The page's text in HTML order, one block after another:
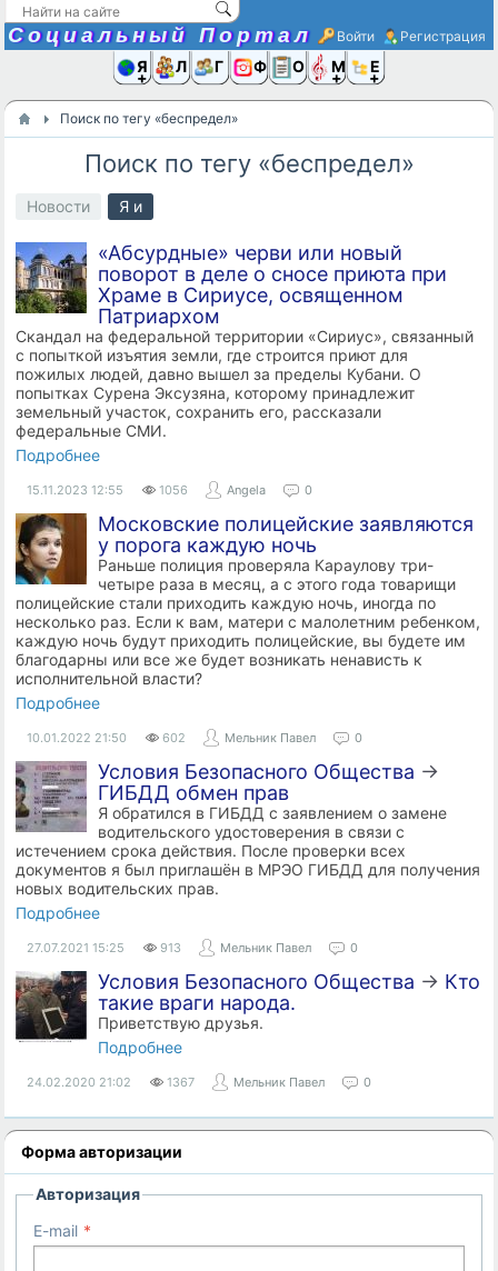
Социальный Портал Войти Регистрация
Я иЛюди
Группы
Фото Ещё
Поиск по тегу «беспредел»
Поиск по тегу «беспредел»
Новости Я и
«Абсурдные» черви или новый
поворот в деле о сносе приюта при
Храме в Сириусе, освященном
Патриархом
Скандал на федеральной территории «Сириус», связанный
с попыткой изъятия земли, где строится приют для
пожилых людей, давно вышел за пределы Кубани. О
попытках Сурена Эксузяна, которому принадлежит
земельный участок, сохранить его, рассказали
федеральные СМИ.
Подробнее
15.11.2023 12:55 1056 Angela 0
Московские полицейские заявляются
у порога каждую ночь
Раньше полиция проверяла Караулову три-
четыре раза в месяц, а с этого года товарищи
полицейские стали приходить каждую ночь, иногда по
несколько раз. Если к вам, матери с малолетним ребенком,
каждую ночь будут приходить полицейские, вы будете им
благодарны или все же будет возникать ненависть к
исполнительной власти?
Подробнее
10.01.2022 21:50 602 Мельник Павел 0
Условия Безопасного Общества →
ГИБДД обмен прав
Я обратился в ГИБДД с заявлением о замене
водительского удостоверения в связи с
истечением срока действия. После проверки всех
документов я был приглашён в МРЭО ГИБДД для получения
новых водительских прав.
Подробнее
27.07.2021 15:25 913 Мельник Павел 0
Условия Безопасного Общества → Кто
такие враги народа.
Приветствую друзья.
Подробнее
24.02.2020 21:02 1367 Мельник Павел 0
Форма авторизации
Авторизация
E-mail